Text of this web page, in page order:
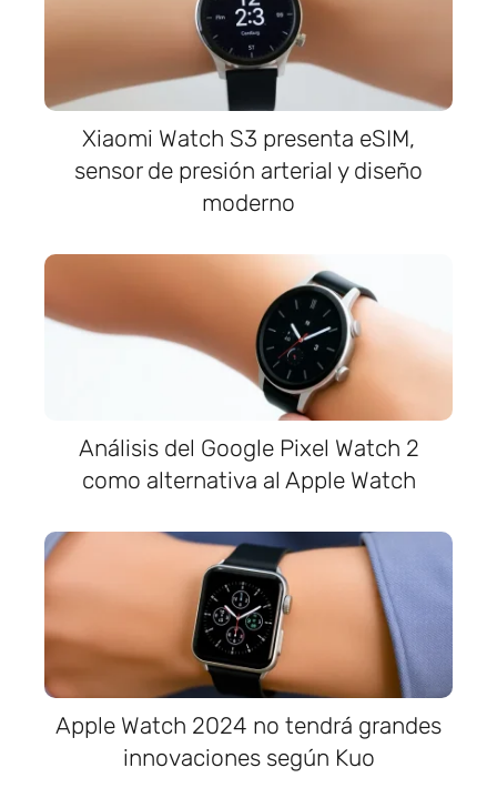
Xiaomi Watch S3 presenta eSIM,
sensor de presión arterial y diseño
moderno
Análisis del Google Pixel Watch 2
como alternativa al Apple Watch
Apple Watch 2024 no tendrá grandes
innovaciones según Kuo